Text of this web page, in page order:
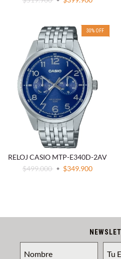
30% OFF
RELOJ CASIO MTP-E340D-2AV
$499.000
$349.900